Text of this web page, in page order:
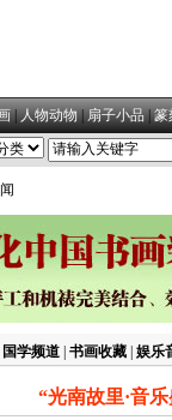
|人物动物|扇子小品|篆
国学频道 书画收藏 娱乐
“光南故里·音